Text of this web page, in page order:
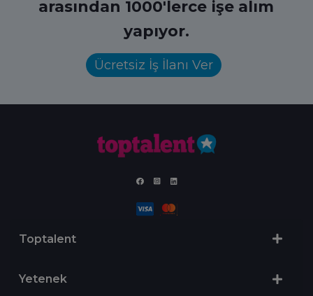
arasından 1000'lerce işe alım
yapıyor.
Ücretsiz İş İlanı Ver
Toptalent
Yetenek